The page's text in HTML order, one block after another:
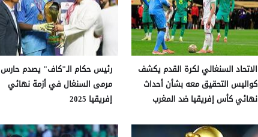
الاتحاد السنغالي لكرة القدم يكشف
كواليس التحقيق معه بشأن أحداث
نهائي كأس إفريقيا ضد المغرب
رئيس حكام الـ"كاف" يصدم حارس
مرمى السنغال في أزمة نهائي
إفريقيا 2025